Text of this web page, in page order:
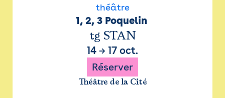
théâtre
1, 2, 3 Poquelin
tg STAN
14 → 17 oct.
Réserver
Théâtre de la Cité